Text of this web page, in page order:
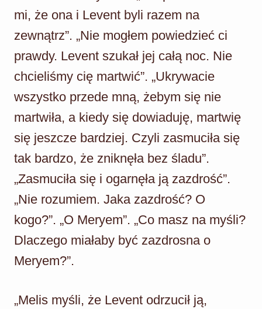
mi, że ona i Levent byli razem na
zewnątrz”. „Nie mogłem powiedzieć ci
prawdy. Levent szukał jej całą noc. Nie
chcieliśmy cię martwić”. „Ukrywacie
wszystko przede mną, żebym się nie
martwiła, a kiedy się dowiaduję, martwię
się jeszcze bardziej. Czyli zasmuciła się
tak bardzo, że zniknęła bez śladu”.
„Zasmuciła się i ogarnęła ją zazdrość”.
„Nie rozumiem. Jaka zazdrość? O
kogo?”. „O Meryem”. „Co masz na myśli?
Dlaczego miałaby być zazdrosna o
Meryem?”.
„Melis myśli, że Levent odrzucił ją,